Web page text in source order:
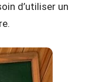
d’utiliser un